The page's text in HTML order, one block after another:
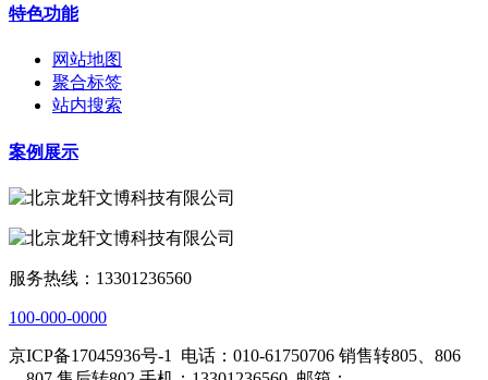
特色功能
网站地图
聚合标签
站内搜索
案例展示
服务热线：13301236560
100-000-0000
京ICP备17045936号-1
电话：010-61750706 销售转805、806